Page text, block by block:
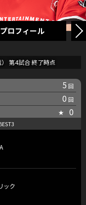
プロフィール
第4試合 終了時点
5
0
0
ック